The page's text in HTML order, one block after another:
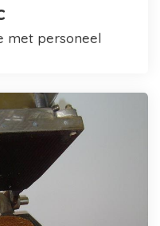
met personeel